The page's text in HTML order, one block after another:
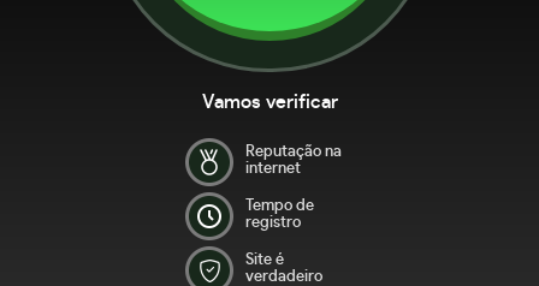
Vamos verificar
Reputação na
internet
Tempo de
registro
Site é
verdadeiro